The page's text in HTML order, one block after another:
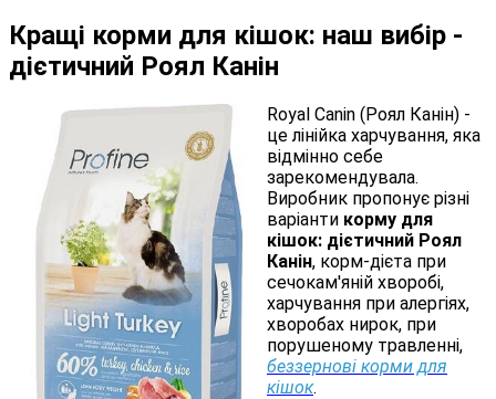
Кращі корми для кішок: наш вибір -
дієтичний Роял Канін
Royal Canin (Роял Канін) -
це лінійка харчування, яка
відмінно себе
зарекомендувала.
Виробник пропонує різні
варіанти корму для
кішок: дієтичний Роял
Канін, корм-дієта при
сечокам'яній хворобі,
харчування при алергіях,
хворобах нирок, при
порушеному травленні,
беззернові корми для
кішок.